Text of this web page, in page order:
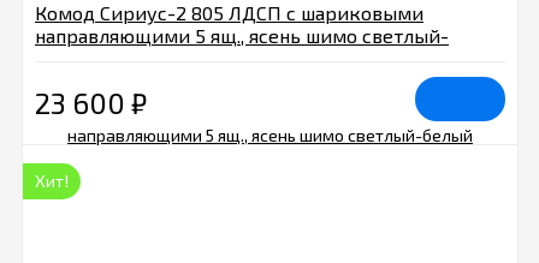
Комод Сириус-2 805 ЛДСП с шариковыми
направляющими 5 ящ., ясень шимо светлый-
23 600 ₽
Хит!